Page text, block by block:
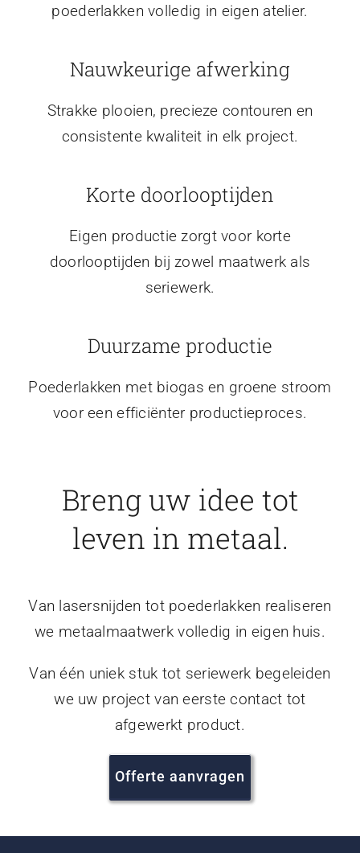
poederlakken volledig in eigen atelier.
Nauwkeurige afwerking
Strakke plooien, precieze contouren en
consistente kwaliteit in elk project.
Korte doorlooptijden
Eigen productie zorgt voor korte
doorlooptijden bij zowel maatwerk als
seriewerk.
Duurzame productie
Poederlakken met biogas en groene stroom
voor een efficiënter productieproces.
Breng uw idee tot
leven in metaal.
Van lasersnijden tot poederlakken realiseren
we metaalmaatwerk volledig in eigen huis.
Van één uniek stuk tot seriewerk begeleiden
we uw project van eerste contact tot
afgewerkt product.
Offerte aanvragen